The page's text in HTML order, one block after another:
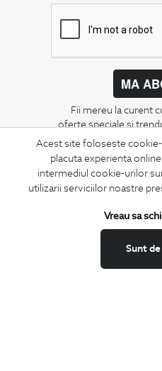
Acest site foloseste
placuta experienta
intermediul cookie-urilor
utilizarii serviciilor noastre
Sunt
Vreau sa
MA
Fii mereu la curent
oferte speciale si
Termeni